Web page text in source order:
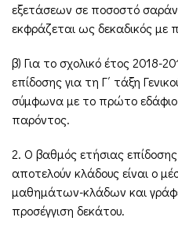
εξετάσεων σε ποσοστό
εκφράζεται ως δεκαδικός με
β) Για το σχολικό έτος 2018-
επίδοσης για τη Γ΄ τάξη
σύμφωνα με το πρώτο
παρόντος.
2. Ο βαθμός ετήσιας
αποτελούν κλάδους είναι ο
μαθημάτων-κλάδων και
προσέγγιση δεκάτου.